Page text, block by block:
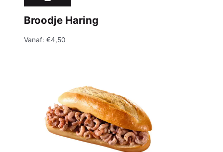
Broodje Haring
Vanaf: €4,50